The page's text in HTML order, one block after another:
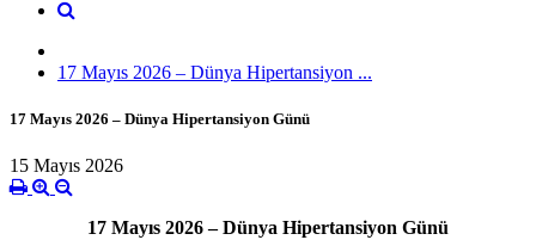
17 Mayıs 2026 – Dünya Hipertansiyon ...
17 Mayıs 2026 – Dünya Hipertansiyon Günü
15 Mayıs 2026
17 Mayıs 2026 – Dünya Hipertansiyon Günü